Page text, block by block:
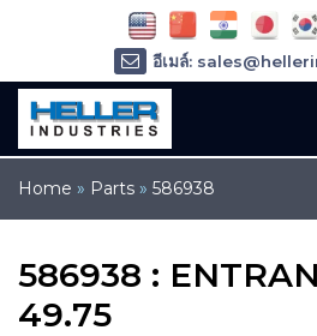
Home » Parts » 586938
586938 :
49.75
อีเมล์:
อีเมล์:
โทรศัพท์ :